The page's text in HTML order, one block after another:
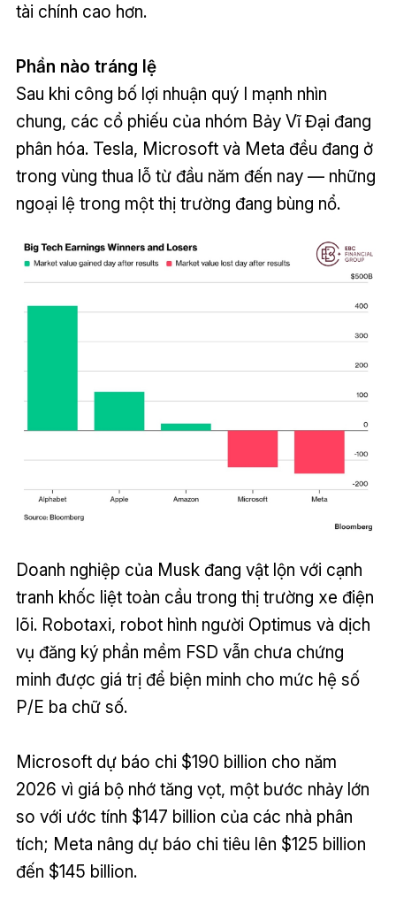
tài chính cao hơn.
Phần nào tráng lệ
Sau khi công bố lợi nhuận quý I mạnh nhìn
chung, các cổ phiếu của nhóm Bảy Vĩ Đại đang
phân hóa. Tesla, Microsoft và Meta đều đang ở
trong vùng thua lỗ từ đầu năm đến nay — những
ngoại lệ trong một thị trường đang bùng nổ.
Doanh nghiệp của Musk đang vật lộn với cạnh
tranh khốc liệt toàn cầu trong thị trường xe điện
lõi. Robotaxi, robot hình người Optimus và dịch
vụ đăng ký phần mềm FSD vẫn chưa chứng
minh được giá trị để biện minh cho mức hệ số
P/E ba chữ số.
Microsoft dự báo chi $190 billion cho năm
2026 vì giá bộ nhớ tăng vọt, một bước nhảy lớn
so với ước tính $147 billion của các nhà phân
tích; Meta nâng dự báo chi tiêu lên $125 billion
đến $145 billion.